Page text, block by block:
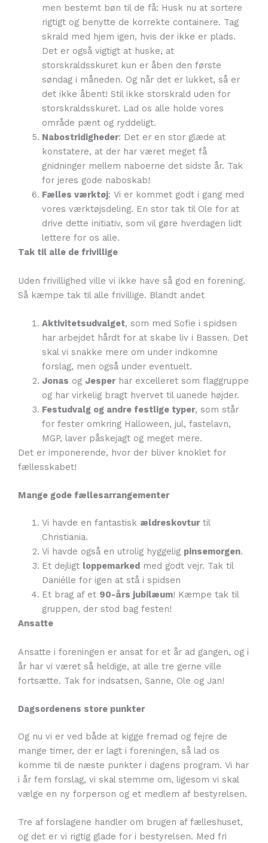
men bestemt bøn til de få: Husk nu at sortere
rigtigt og benytte de korrekte containere. Tag
skrald med hjem igen, hvis der ikke er plads.
Det er også vigtigt at huske, at
storskraldsskuret kun er åben den første
søndag i måneden. Og når det er lukket, så er
det ikke åbent! Stil ikke storskrald uden for
storskraldsskuret. Lad os alle holde vores
område pænt og ryddeligt.
Nabostridigheder: Det er en stor glæde at
konstatere, at der har været meget få
gnidninger mellem naboerne det sidste år. Tak
for jeres gode naboskab!
Fælles værktøj: Vi er kommet godt i gang med
vores værktøjsdeling. En stor tak til Ole for at
drive dette initiativ, som vil gøre hverdagen lidt
lettere for os alle.
Tak til alle de frivillige
Uden frivillighed ville vi ikke have så god en forening.
Så kæmpe tak til alle frivillige. Blandt andet
Aktivitetsudvalget, som med Sofie i spidsen
har arbejdet hårdt for at skabe liv i Bassen. Det
skal vi snakke mere om under indkomne
forslag, men også under eventuelt.
Jonas og Jesperhar excelleret som flaggruppe
og har virkelig bragt hvervet til uanede højder.
Festudvalg og andre festlige typer, som står
for fester omkring Halloween, jul, fastelavn,
MGP, laver påskejagt og meget mere.
Det er imponerende, hvor der bliver knoklet for
fællesskabet!
Mange gode fællesarrangementer
Vi havde en fantastisk ældreskovturtil
Christiania.
Vi havde også en utrolig hyggelig pinsemorgen.
Et dejligt loppemarked med godt vejr. Tak til
Daniélle for igen at stå i spidsen
Et brag af et 90-års jubilæum! Kæmpe tak til
gruppen, der stod bag festen!
Ansatte
Ansatte i foreningen er ansat for et år ad gangen, og i
år har vi været så heldige, at alle tre gerne ville
fortsætte. Tak for indsatsen, Sanne, Ole og Jan!
Dagsordenens store punkter
Og nu vi er ved både at kigge fremad og fejre de
mange timer, der er lagt i foreningen, så lad os
komme til de næste punkter i dagens program. Vi har
i år fem forslag, vi skal stemme om, ligesom vi skal
vælge en ny forperson og et medlem af bestyrelsen.
Tre af forslagene handler om brugen af fælleshuset,
og det er vi rigtig glade for i bestyrelsen. Med fri